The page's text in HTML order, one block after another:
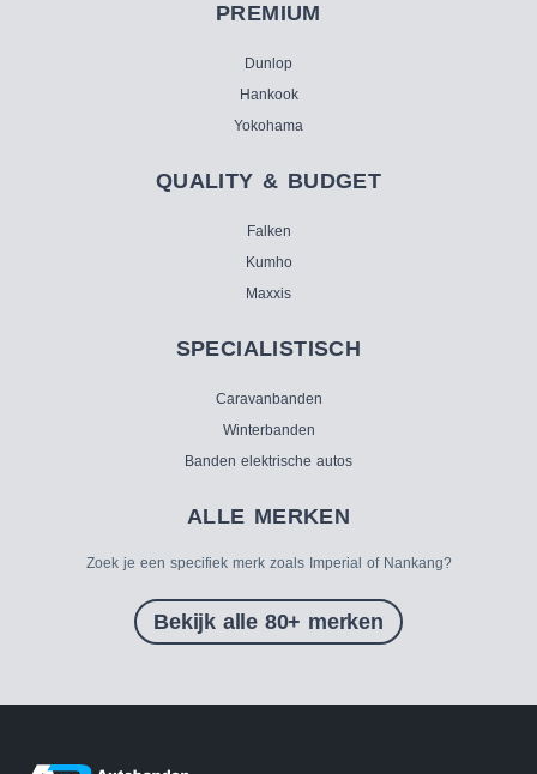
PREMIUM
Dunlop
Hankook
Yokohama
QUALITY & BUDGET
Falken
Kumho
Maxxis
SPECIALISTISCH
Caravanbanden
Winterbanden
Banden elektrische autos
ALLE MERKEN
Zoek je een specifiek merk zoals Imperial of Nankang?
Bekijk alle 80+ merken